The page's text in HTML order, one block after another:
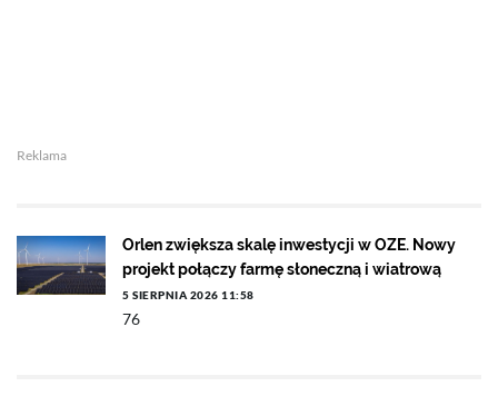
Reklama
Orlen zwiększa skalę inwestycji w OZE. Nowy
projekt połączy farmę słoneczną i wiatrową
5 SIERPNIA 2026 11:58
76